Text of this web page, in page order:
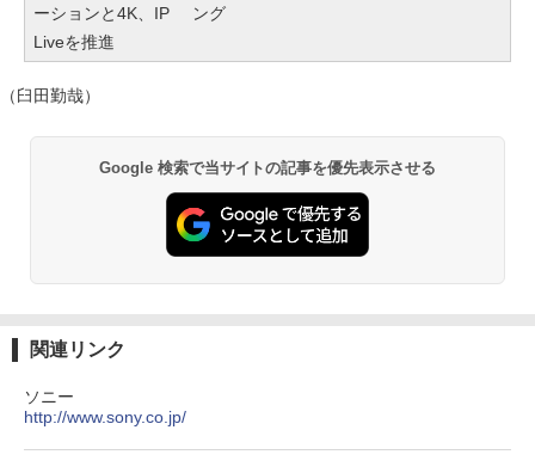
ーションと4K、IP
Liveを推進
ング
（臼田勤哉）
Google 検索で当サイトの記事を優先表示させる
関連リンク
ソニー
http://www.sony.co.jp/